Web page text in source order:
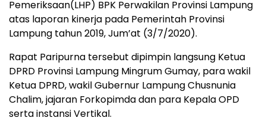
Pemeriksaan(LHP) BPK Perwakilan Provinsi Lampung
atas laporan kinerja pada Pemerintah Provinsi
Lampung tahun 2019, Jum’at (3/7/2020).
Rapat Paripurna tersebut dipimpin langsung Ketua
DPRD Provinsi Lampung Mingrum Gumay, para wakil
Ketua DPRD, wakil Gubernur Lampung Chusnunia
Chalim, jajaran Forkopimda dan para Kepala OPD
serta instansi Vertikal.